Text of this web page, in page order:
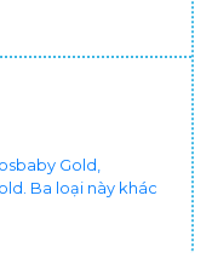
nạ sữa ảnh
Gold,
Ba loại này khác